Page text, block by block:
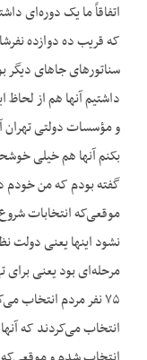
اتفاقاً ما یک دوره‌ای
که قریب ده دوازده
سناتورهای جاهای
داشتیم آنها هم از
و مؤسسات دولتی تهران
بکنم آنها هم خیلی
گفته بودم که من خودم
موقعی‌که انتخابات
نشود اینها یعنی دولت